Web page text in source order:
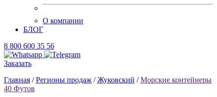
О компании
БЛОГ
8 800 600 35 56
Заказать
Главная /Регионы продаж /Жуковский /Морские контейнеры
40 Футов